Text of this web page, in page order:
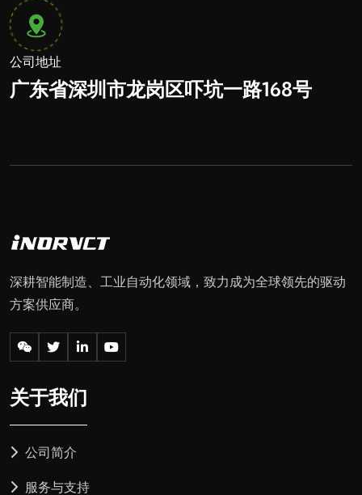
公司地址
广东省深圳市龙岗区吓坑一路168号
深耕智能制造、工业自动化领域，致力成为全球领先的驱动
方案供应商。
关于我们
公司简介
服务与支持